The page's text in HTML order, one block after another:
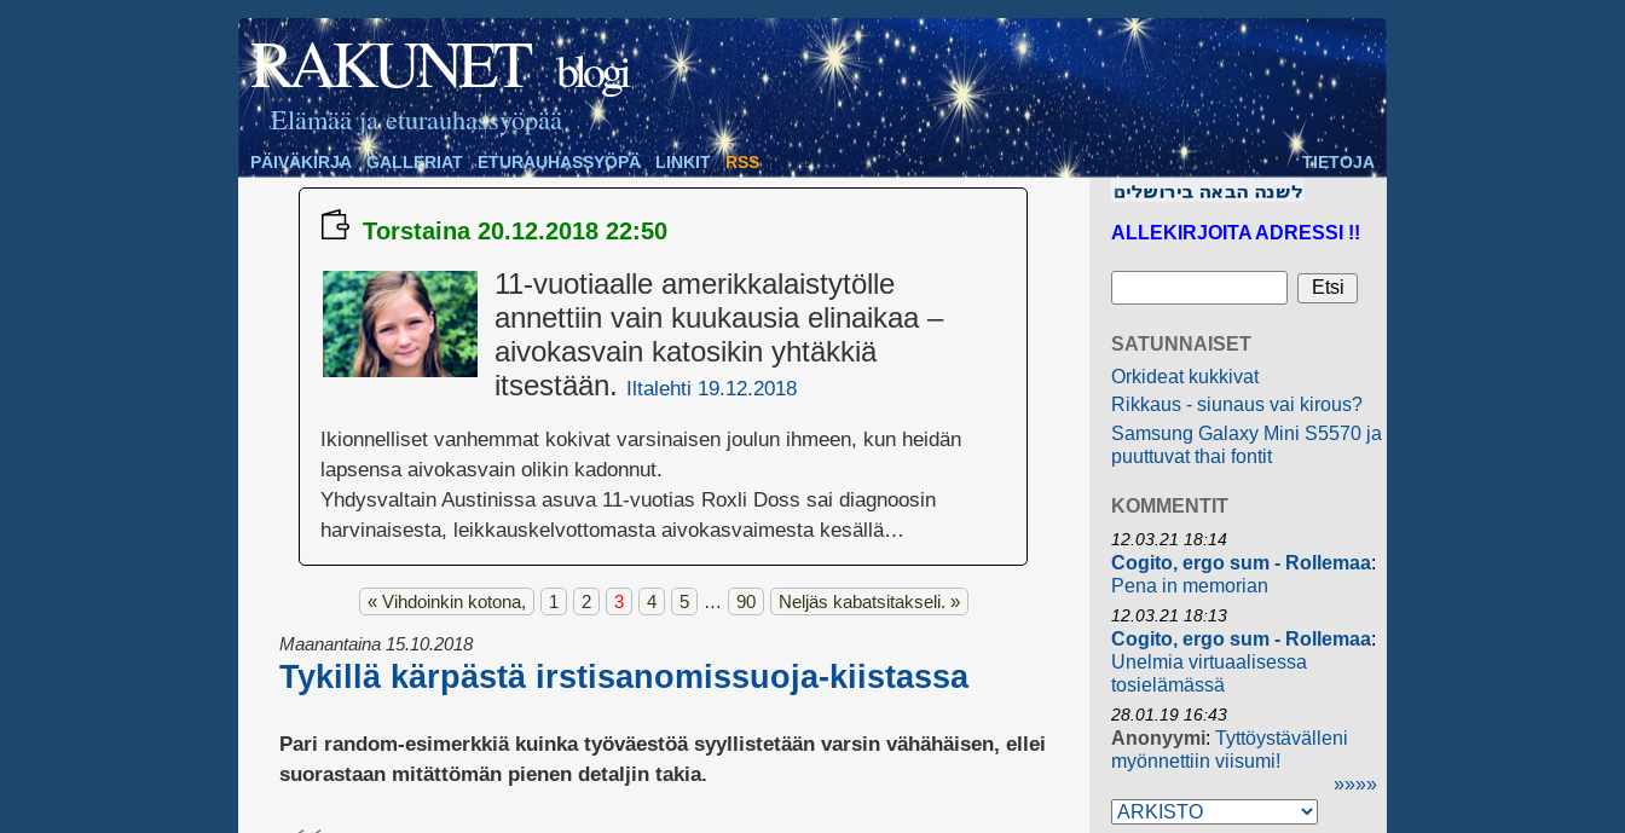
RAKUNET blogi
Elämää ja eturauhassyöpää
PÄIVÄKIRJA GALLERIAT ETURAUHASSYÖPÄ LINKIT RSS TIETOJA
Torstaina 20.12.2018 22:50
11-vuotiaalle amerikkalaistytölle
annettiin vain kuukausia elinaikaa –
aivokasvain katosikin yhtäkkiä
itsestään. Iltalehti 19.12.2018
Ikionnelliset vanhemmat kokivat varsinaisen joulun ihmeen, kun heidän
lapsensa aivokasvain olikin kadonnut.
Yhdysvaltain Austinissa asuva 11-vuotias Roxli Doss sai diagnoosin
harvinaisesta, leikkauskelvottomasta aivokasvaimesta kesällä…
« Vihdoinkin kotona, 1 2 3 4 5 … 90 Neljäs kabatsitakseli. »
Maanantaina 15.10.2018
Tykillä kärpästä irstisanomissuoja-kiistassa
Pari random-esimerkkiä kuinka työväestöä syyllistetään varsin vähähäisen, ellei
suorastaan mitättömän pienen detaljin takia.
ALLEKIRJOITA ADRESSI !!
SATUNNAISET
Orkideat kukkivat
Rikkaus - siunaus vai kirous?
Samsung Galaxy Mini S5570 ja
puuttuvat thai fontit
KOMMENTIT
12.03.21 18:14
Cogito, ergo sum - Rollemaa:
Pena in memorian
12.03.21 18:13
Cogito, ergo sum - Rollemaa:
Unelmia virtuaalisessa
tosielämässä
28.01.19 16:43
Anonyymi: Tyttöystävälleni
myönnettiin viisumi!
»»»»